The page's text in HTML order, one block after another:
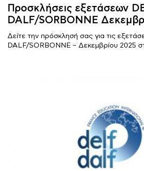
Προσκλήσεις εξετάσεων
DALF/SORBONNE
Δείτε την πρόσκλησή σας για τις
DALF/SORBONNE – Δεκεμβρίου 2025